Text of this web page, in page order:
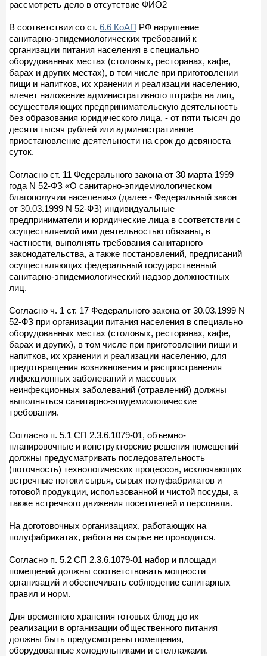
рассмотреть дело в отсутствие ФИО2
В соответствии со ст. 6.6 КоАП РФ нарушение
санитарно-эпидемиологических требований к
организации питания населения в специально
оборудованных местах (столовых, ресторанах, кафе,
барах и других местах), в том числе при приготовлении
пищи и напитков, их хранении и реализации населению,
влечет наложение административного штрафа на лиц,
осуществляющих предпринимательскую деятельность
без образования юридического лица, - от пяти тысяч до
десяти тысяч рублей или административное
приостановление деятельности на срок до девяноста
суток.
Согласно ст. 11 Федерального закона от 30 марта 1999
года N 52-ФЗ «О санитарно-эпидемиологическом
благополучии населения» (далее - Федеральный закон
от 30.03.1999 N 52-ФЗ) индивидуальные
предприниматели и юридические лица в соответствии с
осуществляемой ими деятельностью обязаны, в
частности, выполнять требования санитарного
законодательства, а также постановлений, предписаний
осуществляющих федеральный государственный
санитарно-эпидемиологический надзор должностных
лиц.
Согласно ч. 1 ст. 17 Федерального закона от 30.03.1999 N
52-ФЗ при организации питания населения в специально
оборудованных местах (столовых, ресторанах, кафе,
барах и других), в том числе при приготовлении пищи и
напитков, их хранении и реализации населению, для
предотвращения возникновения и распространения
инфекционных заболеваний и массовых
неинфекционных заболеваний (отравлений) должны
выполняться санитарно-эпидемиологические
требования.
Согласно п. 5.1 СП 2.3.6.1079-01, объемно-
планировочные и конструкторские решения помещений
должны предусматривать последовательность
(поточность) технологических процессов, исключающих
встречные потоки сырья, сырых полуфабрикатов и
готовой продукции, использованной и чистой посуды, а
также встречного движения посетителей и персонала.
На доготовочных организациях, работающих на
полуфабрикатах, работа на сырье не проводится.
Согласно п. 5.2 СП 2.3.6.1079-01 набор и площади
помещений должны соответствовать мощности
организаций и обеспечивать соблюдение санитарных
правил и норм.
Для временного хранения готовых блюд до их
реализации в организации общественного питания
должны быть предусмотрены помещения,
оборудованные холодильниками и стеллажами.